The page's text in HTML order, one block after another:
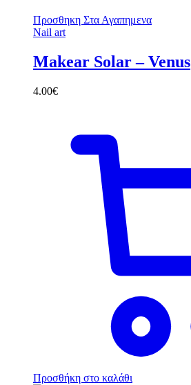
Προσθηκη Στα Αγαπημενα
Nail art
Makear Solar – Venus
4.00€
Προσθήκη στο καλάθι